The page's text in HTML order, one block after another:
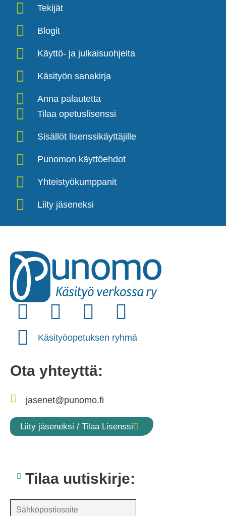
Tekijät
Blogit
Käyttö- ja julkaisuohjeita
Käsityön sanakirja
Anna palautetta
Tilaa opetuslisenssi
Sisällöt lisenssikäyttäjille
Punomon käyttöehdot
Yhteistyökumppanit
Liity jäseneksi
Käsityöopetuksen ryhmä
Ota yhteyttä:
jasenet@punomo.fi
Liity jäseneksi / Tilaa Lisenssi
Tilaa uutiskirje: